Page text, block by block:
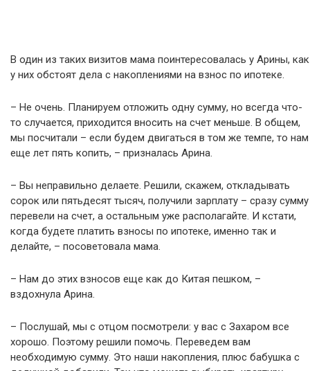
В один из таких визитов мама поинтересовалась у Арины, как
у них обстоят дела с накоплениями на взнос по ипотеке.
– Не очень. Планируем отложить одну сумму, но всегда что-
то случается, приходится вносить на счет меньше. В общем,
мы посчитали – если будем двигаться в том же темпе, то нам
еще лет пять копить, – призналась Арина.
– Вы неправильно делаете. Решили, скажем, откладывать
сорок или пятьдесят тысяч, получили зарплату – сразу сумму
перевели на счет, а остальным уже располагайте. И кстати,
когда будете платить взносы по ипотеке, именно так и
делайте, – посоветовала мама.
– Нам до этих взносов еще как до Китая пешком, –
вздохнула Арина.
– Послушай, мы с отцом посмотрели: у вас с Захаром все
хорошо. Поэтому решили помочь. Переведем вам
необходимую сумму. Это наши накопления, плюс бабушка с